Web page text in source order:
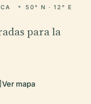
50° N · 12° E
para la
Ver mapa